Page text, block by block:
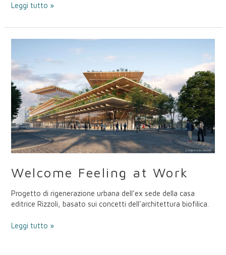
Leggi tutto »
Welcome Feeling at Work
Progetto di rigenerazione urbana dell’ex sede della casa
editrice Rizzoli, basato sui concetti dell’architettura biofilica.
at
Work
Leggi tutto »